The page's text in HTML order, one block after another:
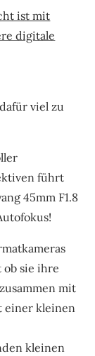
ist mit
digitale
viel zu
führt
45mm F1.8
ob sie ihre
mit
einer kleinen
kleinen